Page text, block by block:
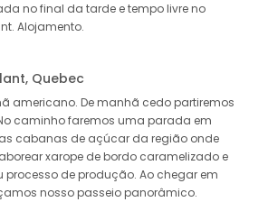
no final da tarde e tempo livre no
Alojamento.
Quebec
americano. De manhã cedo partiremos
caminho faremos uma parada em
cabanas de açúcar da região onde
xarope de bordo caramelizado e
processo de produção. Ao chegar em
nosso passeio panorâmico.